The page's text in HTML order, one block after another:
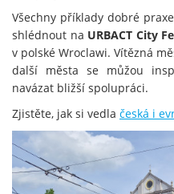
Všechny příklady dobré
shlédnout na URBACT City
v polské Wroclawi. Vítězná
další města se můžou
navázat bližší spolupráci.
Zjistěte, jak si vedla česká i